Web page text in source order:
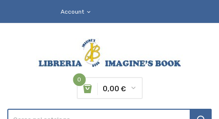
Account expand_more
0
0,00 €